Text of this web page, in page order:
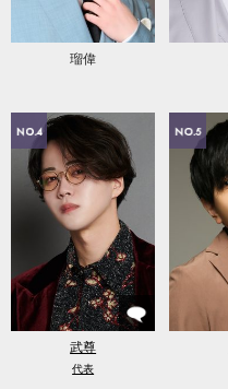
瑠偉
武尊
代表